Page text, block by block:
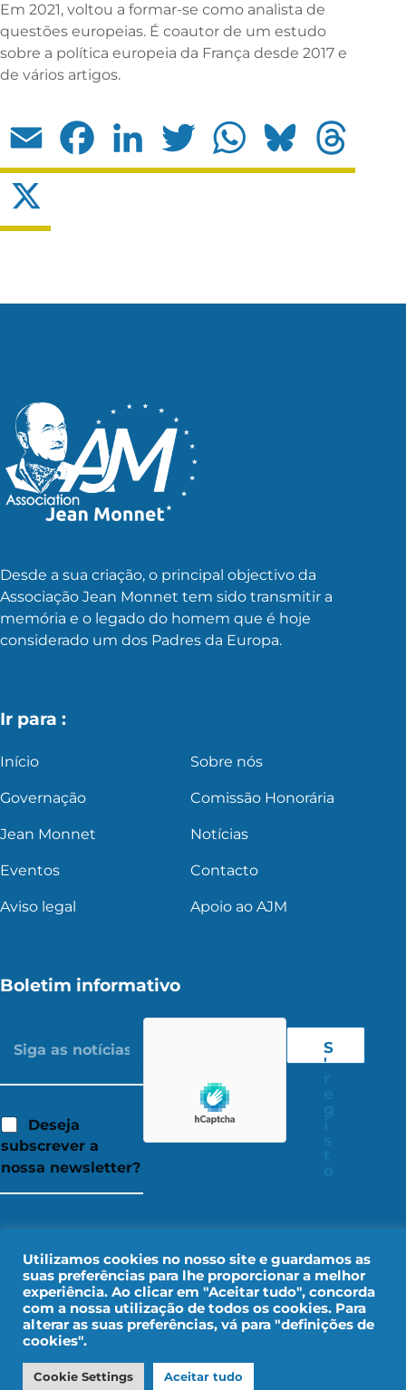
Em 2021, voltou a formar-se como analista de
questões europeias. É coautor de um estudo
sobre a política europeia da França desde 2017 e
de vários artigos.
Email Facebook LinkedIn Twitter WhatsApp Bluesky
Desde a sua criação, o principal objectivo da
Associação Jean Monnet tem sido transmitir a
memória e o legado do homem que é hoje
considerado um dos Padres da Europa.
Ir para :
Início Sobre nós
Governação Comissão Honorária
Jean Monnet Notícias
Eventos Contacto
Aviso legal Apoio ao AJM
Boletim informativo
Deseja
subscrever a
nossa newsletter?
S
'
Dados pessoais
Utilizamos cookies no nosso site e guardamos as
suas preferências para lhe proporcionar a melhor
experiência. Ao clicar em "Aceitar tudo", concorda
com a nossa utilização de todos os cookies. Para
alterar as suas preferências, vá para "definições de
cookies".
Cookie Settings Aceitar tudo